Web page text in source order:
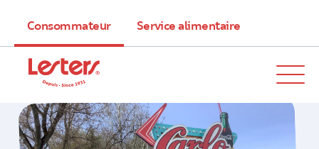
Consommateur Service alimentaire